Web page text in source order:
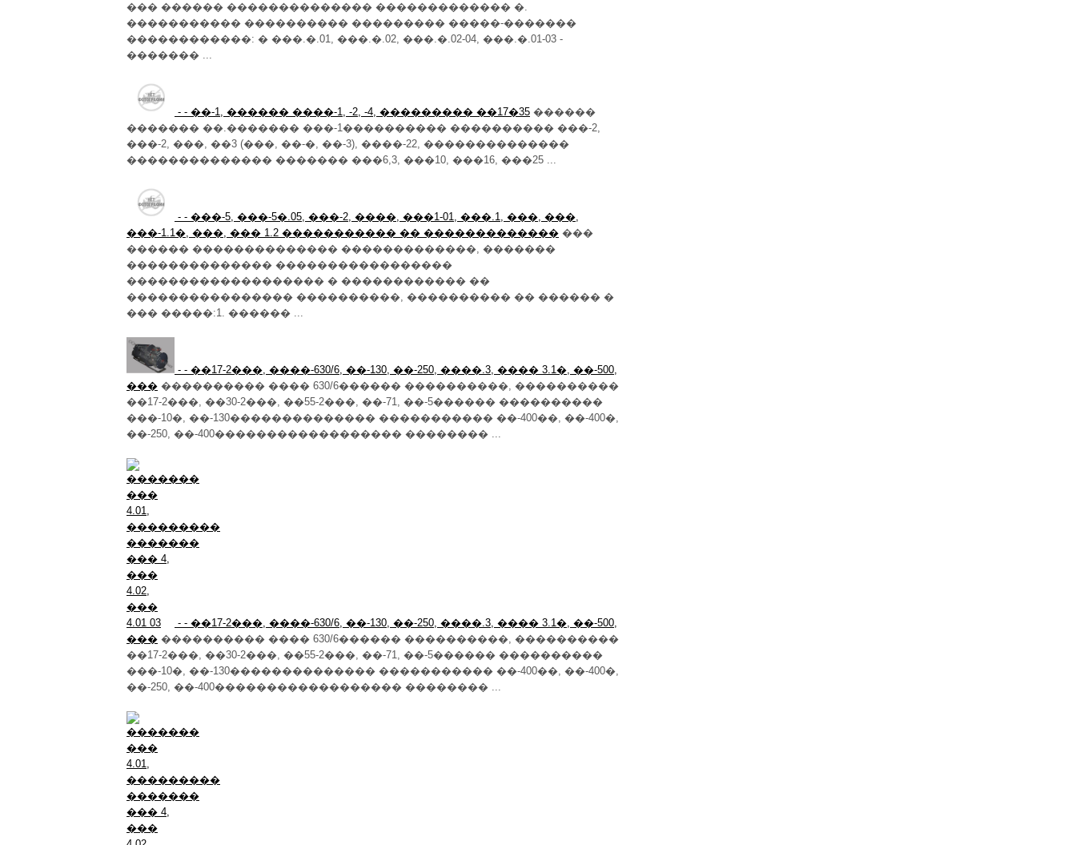
��� ������ �������������� ������������� �.
����������� ���������� ��������� �����-�������
������������: � ���.�.01, ���.�.02, ���.�.02-04, ���.�.01-03 -
������� ...
- - ��-1, ������ ����-1, -2, -4, ��������� ��17�35 ������
������� ��.������� ���-1���������� ���������� ���-2,
���-2, ���, ��3 (���, ��-�, ��-3), ����-22, ��������������
�������������� ������� ���6,3, ���10, ���16, ���25 ...
- - ���-5, ���-5�.05, ���-2, ����, ���1-01, ���.1, ���, ���,
���-1.1�, ���, ��� 1.2 ����������� �� ������������� ���
������ �������������� �������������, �������
�������������� �����������������
������������������� � ������������ ��
���������������� ����������, ���������� �� ������ �
��� �����:1. ������ ...
- - ��17-2���, ����-630/6, ��-130, ��-250, ����.3, ���� 3.1�, ��-500,
��� ���������� ���� 630/6������ ����������, ����������
��17-2���, ��30-2���, ��55-2���, ��-71, ��-5������ ����������
���-10�, ��-130�������������� ����������� ��-400��, ��-400�,
��-250, ��-400������������������ �������� ...
- - ��17-2���, ����-630/6, ��-130, ��-250, ����.3, ���� 3.1�, ��-500,
��� ���������� ���� 630/6������ ����������, ����������
��17-2���, ��30-2���, ��55-2���, ��-71, ��-5������ ����������
���-10�, ��-130�������������� ����������� ��-400��, ��-400�,
��-250, ��-400������������������ �������� ...